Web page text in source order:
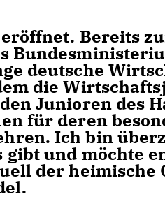
Bereits
deutsche
die
Junioren des
für deren
Ich bin
und möchte
der heimische